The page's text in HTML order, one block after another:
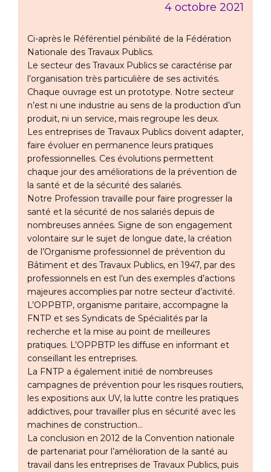
4 octobre 2021
Ci-après le Référentiel pénibilité de la Fédération
Nationale des Travaux Publics.
Le secteur des Travaux Publics se caractérise par
l’organisation très particulière de ses activités.
Chaque ouvrage est un prototype. Notre secteur
n’est ni une industrie au sens de la production d’un
produit, ni un service, mais regroupe les deux.
Les entreprises de Travaux Publics doivent adapter,
faire évoluer en permanence leurs pratiques
professionnelles. Ces évolutions permettent
chaque jour des améliorations de la prévention de
la santé et de la sécurité des salariés.
Notre Profession travaille pour faire progresser la
santé et la sécurité de nos salariés depuis de
nombreuses années. Signe de son engagement
volontaire sur le sujet de longue date, la création
de l’Organisme professionnel de prévention du
Bâtiment et des Travaux Publics, en 1947, par des
professionnels en est l’un des exemples d’actions
majeures accomplies par notre secteur d’activité.
L’OPPBTP, organisme paritaire, accompagne la
FNTP et ses Syndicats de Spécialités par la
recherche et la mise au point de meilleures
pratiques. L’OPPBTP les diffuse en informant et
conseillant les entreprises.
La FNTP a également initié de nombreuses
campagnes de prévention pour les risques routiers,
les expositions aux UV, la lutte contre les pratiques
addictives, pour travailler plus en sécurité avec les
machines de construction…
La conclusion en 2012 de la Convention nationale
de partenariat pour l’amélioration de la santé au
travail dans les entreprises de Travaux Publics, puis